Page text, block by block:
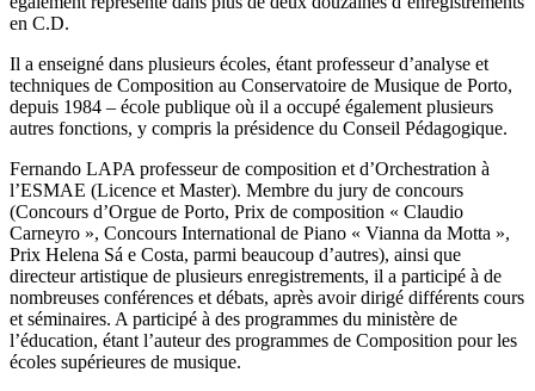
en C.D.
Il a enseigné dans plusieurs écoles, étant professeur d’analyse et
techniques de Composition au Conservatoire de Musique de Porto,
depuis 1984 – école publique où il a occupé également plusieurs
autres fonctions, y compris la présidence du Conseil Pédagogique.
Fernando LAPA professeur de composition et d’Orchestration à
l’ESMAE (Licence et Master). Membre du jury de concours
(Concours d’Orgue de Porto, Prix de composition « Claudio
Carneyro », Concours International de Piano « Vianna da Motta »,
Prix Helena Sá e Costa, parmi beaucoup d’autres), ainsi que
directeur artistique de plusieurs enregistrements, il a participé à de
nombreuses conférences et débats, après avoir dirigé différents cours
et séminaires. A participé à des programmes du ministère de
l’éducation, étant l’auteur des programmes de Composition pour les
écoles supérieures de musique.